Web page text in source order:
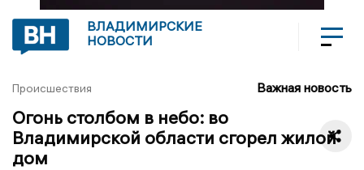
ВЛАДИМИРСКИЕ
НОВОСТИ
Происшествия Важная новость
Огонь столбом в небо: во
Владимирской области сгорел жилой
дом